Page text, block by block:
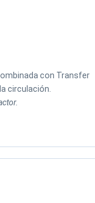
con Transfer
circulación.